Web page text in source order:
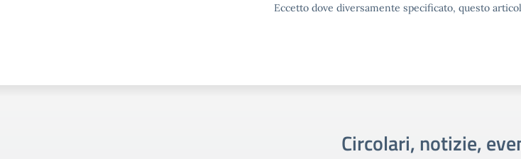
Eccetto dove diversamente specificato, questo
Circolari, notizie,